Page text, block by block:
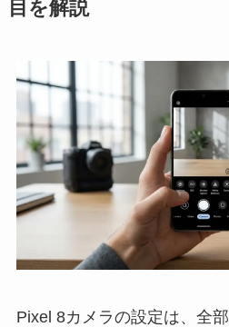
目を解説
Pixel 8カメラの設定は、全